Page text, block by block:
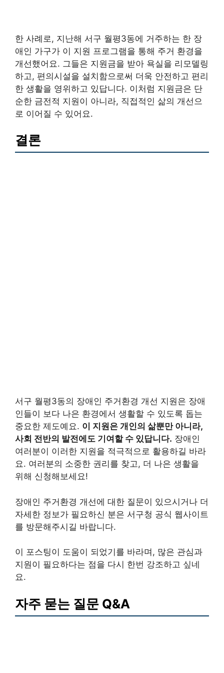
한 사례로, 지난해 서구 월평3동에 거주하는 한 장
애인 가구가 이 지원 프로그램을 통해 주거 환경을
개선했어요. 그들은 지원금을 받아 욕실을 리모델링
하고, 편의시설을 설치함으로써 더욱 안전하고 편리
한 생활을 영위하고 있답니다. 이처럼 지원금은 단
순한 금전적 지원이 아니라, 직접적인 삶의 개선으
로 이어질 수 있어요.
결론
서구 월평3동의 장애인 주거환경 개선 지원은 장애
인들이 보다 나은 환경에서 생활할 수 있도록 돕는
중요한 제도예요. 이 지원은 개인의 삶뿐만 아니라,
사회 전반의 발전에도 기여할 수 있답니다. 장애인
여러분이 이러한 지원을 적극적으로 활용하길 바라
요. 여러분의 소중한 권리를 찾고, 더 나은 생활을
위해 신청해보세요!
장애인 주거환경 개선에 대한 질문이 있으시거나 더
자세한 정보가 필요하신 분은 서구청 공식 웹사이트
를 방문해주시길 바랍니다.
이 포스팅이 도움이 되었기를 바라며, 많은 관심과
지원이 필요하다는 점을 다시 한번 강조하고 싶네
요.
자주 묻는 질문 Q&A